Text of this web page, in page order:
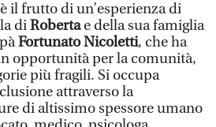
il frutto di un’esperienza di
diRobertae della sua famiglia
Fortunato Nicoletti, che ha
opportunità per la comunità,
più fragili. Si occupa
attraverso la
di altissimo spessore umano